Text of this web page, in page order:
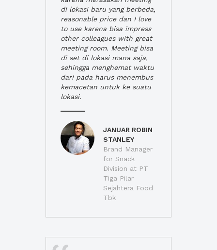
di lokasi baru yang berbeda,
reasonable price dan I love
to use karena bisa impress
other colleagues with great
meeting room. Meeting bisa
di set di lokasi mana saja,
sehingga menghemat waktu
dari pada harus menembus
kemacetan untuk ke suatu
lokasi.
JANUAR ROBIN
STANLEY
Brand Manager
for Snack
Division at PT
Tiga Pilar
Sejahtera Food
Tbk